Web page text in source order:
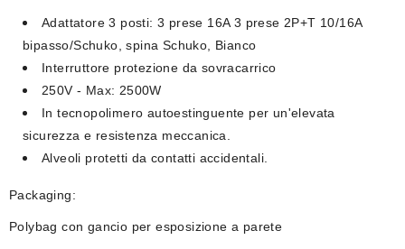
Adattatore 3 posti: 3 prese 16A 3 prese 2P+T 10/16A
bipasso/Schuko, spina Schuko, Bianco
Interruttore protezione da sovracarrico
250V - Max: 2500W
In tecnopolimero autoestinguente per un'elevata
sicurezza e resistenza meccanica.
Alveoli protetti da contatti accidentali.
Packaging:
Polybag con gancio per esposizione a parete